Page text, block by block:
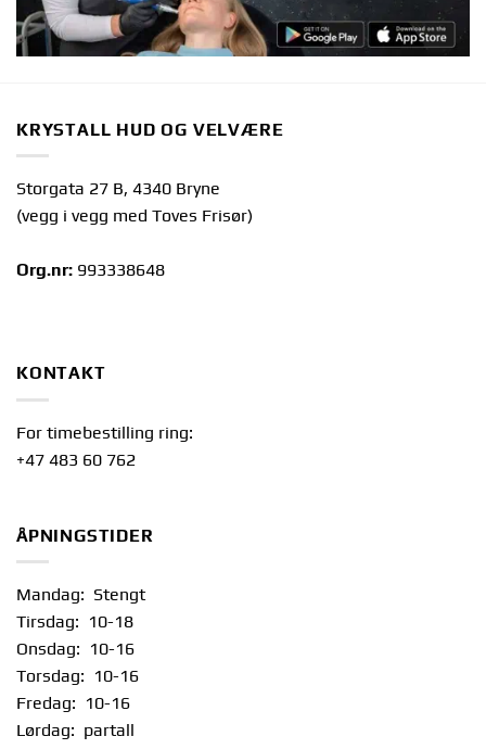
KRYSTALL HUD OG VELVÆRE
Storgata 27 B, 4340 Bryne
(vegg i vegg med Toves Frisør)
Org.nr: 993338648
KONTAKT
For timebestilling ring:
+47 483 60 762
ÅPNINGSTIDER
Mandag: Stengt
Tirsdag: 10-18
Onsdag: 10-16
Torsdag: 10-16
Fredag: 10-16
Lørdag: partall